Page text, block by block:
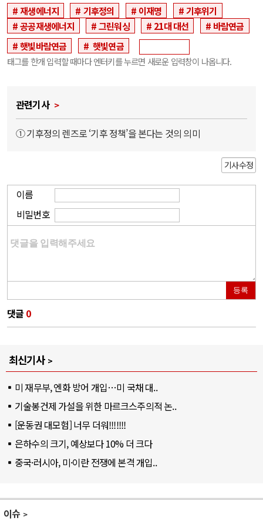
재생에너지 기후정의 이재명
기후위기
공공재생에너지
그린워싱 21대 대선
바람연금
햇빛바람연금
햇빛연금
태그를 한개 입력할 때마다 엔터키를 누르면 새로운 입력창이 나옵니다.
관련기사
① 기후정의 렌즈로 ‘기후 정책’을 본다는 것의 의미
기사수정
이름
비밀번호
등록
댓글 0
최신기사
미 재무부, 엔화 방어 개입…미 국채 대..
기술봉건제 가설을 위한 마르크스주의적 논..
[운동권 대모험] 너무 더워!!!!!!!
은하수의 크기, 예상보다 10% 더 크다
중국·러시아, 미·이란 전쟁에 본격 개입..
이슈